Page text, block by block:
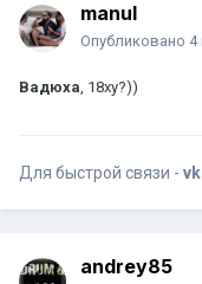
manul
Опубликовано 4
Вадюха, 18ху?))
Для быстрой связи -
andrey85